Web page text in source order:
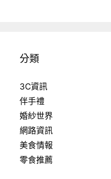
分類
3C資訊
伴手禮
婚紗世界
網路資訊
美食情報
零食推薦